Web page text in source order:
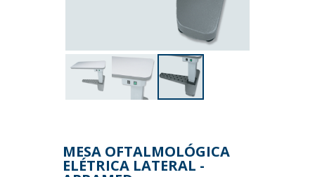
Next
MESA OFTALMOLÓGICA
ELÉTRICA LATERAL -